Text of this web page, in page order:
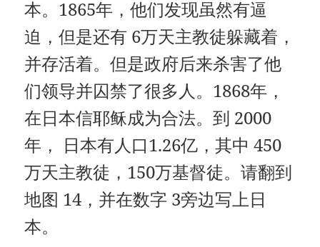
本。1865年，他们发现虽然有逼
迫，但是还有 6万天主教徒躲藏着，
并存活着。但是政府后来杀害了他
们领导并囚禁了很多人。1868年，
在日本信耶稣成为合法。到 2000
年， 日本有人口1.26亿，其中 450
万天主教徒，150万基督徒。请翻到
地图 14，并在数字 3旁边写上日
本。